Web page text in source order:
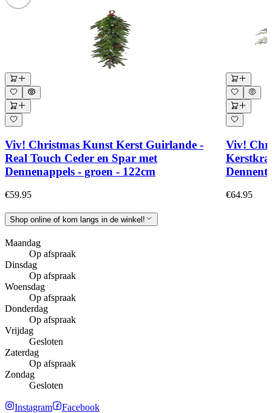
Viv! Christmas Kunst Kerst Guirlande -
Real Touch Ceder en Spar met
Dennenappels - groen - 122cm
€59.95
Viv!
€64.95
Shop online of kom langs in de winkel!
Maandag
Op afspraak
Dinsdag
Op afspraak
Woensdag
Op afspraak
Donderdag
Op afspraak
Vrijdag
Gesloten
Zaterdag
Op afspraak
Zondag
Gesloten
Instagram Facebook